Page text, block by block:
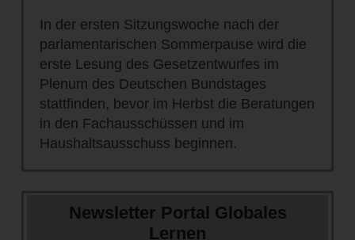
In der ersten Sitzungswoche nach der
parlamentarischen Sommerpause wird die
erste Lesung des Gesetzentwurfes im
Plenum des Deutschen Bundstages
stattfinden, bevor im Herbst die Beratungen
in den Fachausschüssen und im
Haushaltsausschuss beginnen.
Newsletter Portal Globales
Lernen